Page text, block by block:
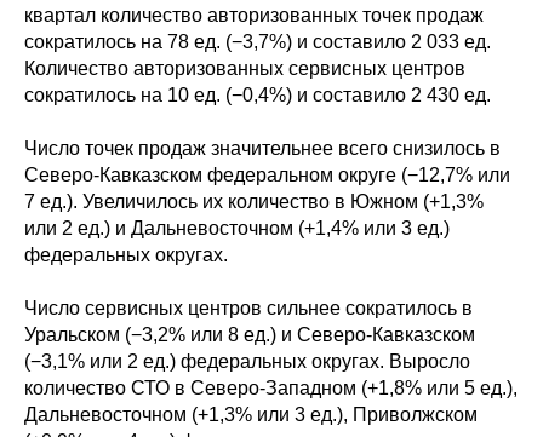
квартал количество авторизованных точек продаж
сократилось на 78 ед. (−3,7%) и составило 2 033 ед.
Количество авторизованных сервисных центров
сократилось на 10 ед. (−0,4%) и составило 2 430 ед.
Число точек продаж значительнее всего снизилось в
Северо-Кавказском федеральном округе (−12,7% или
7 ед.). Увеличилось их количество в Южном (+1,3%
или 2 ед.) и Дальневосточном (+1,4% или 3 ед.)
федеральных округах.
Число сервисных центров сильнее сократилось в
Уральском (−3,2% или 8 ед.) и Северо-Кавказском
(−3,1% или 2 ед.) федеральных округах. Выросло
количество СТО в Северо-Западном (+1,8% или 5 ед.),
Дальневосточном (+1,3% или 3 ед.), Приволжском